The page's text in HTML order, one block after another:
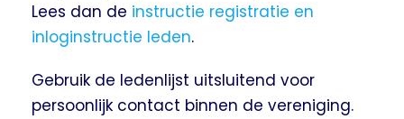
Lees dan de instructie registratie en
inloginstructie leden.
Gebruik de ledenlijst uitsluitend voor
persoonlijk contact binnen de vereniging.